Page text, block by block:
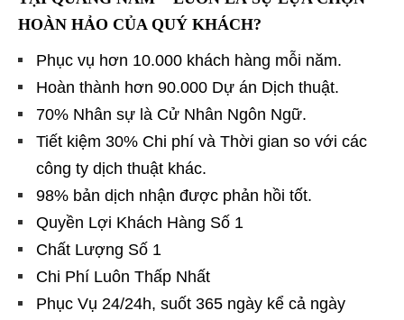
HOÀN HẢO CỦA QUÝ KHÁCH?
Phục vụ hơn 10.000 khách hàng mỗi năm.
Hoàn thành hơn 90.000 Dự án Dịch thuật.
70% Nhân sự là Cử Nhân Ngôn Ngữ.
Tiết kiệm 30% Chi phí và Thời gian so với các
công ty dịch thuật khác.
98% bản dịch nhận được phản hồi tốt.
Quyền Lợi Khách Hàng Số 1
Chất Lượng Số 1
Chi Phí Luôn Thấp Nhất
Phục Vụ 24/24h, suốt 365 ngày kể cả ngày